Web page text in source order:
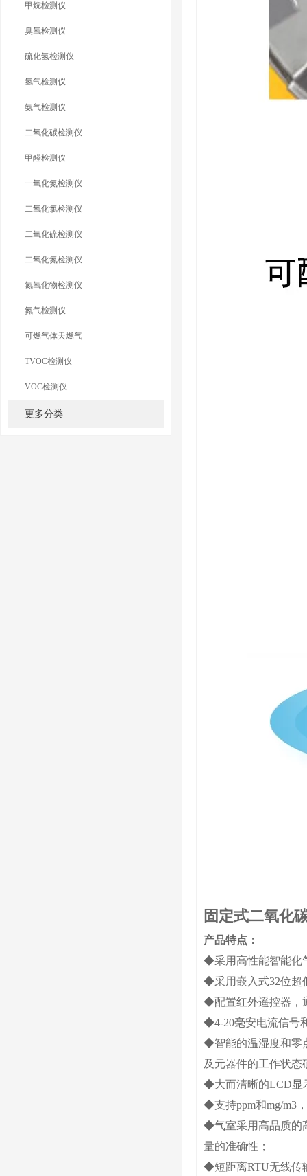
甲烷检测仪
臭氧检测仪
硫化氢检测仪
氢气检测仪
氨气检测仪
二氧化碳检测仪
甲醛检测仪
一氧化氮检测仪
二氧化氯检测仪
二氧化硫检测仪
二氧化氮检测仪
氮氧化物检测仪
氮气检测仪
可燃气体天燃气
TVOC检测仪
VOC检测仪
更多分类
固定式二氧化
产品特点：
◆采用高性能智能化
◆采用嵌入式32位超
◆配置红外遥控器，
◆4-20毫安电流信号
◆智能的温湿度和零
及元器件的工作状态
◆大而清晰的LCD显
◆支持ppm和mg/m3
◆气室采用高品质的
量的准确性；
◆短距离RTU无线传